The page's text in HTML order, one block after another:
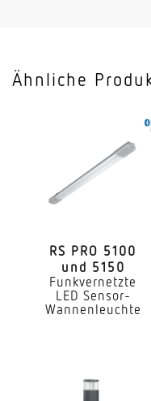
Vernetzung via
Bluetooth Mesh
Slavebetrieb
Anwendung, Ort
Innenbereich
Gang
Umkleide WC /
Ähnliche
RS PRO 5100
und 5150
Funkvernetzte
LED Sensor-
Wannenleuchte